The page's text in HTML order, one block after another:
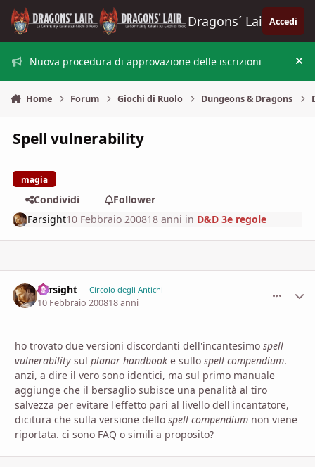
Vai al contenuto
Dragons´ Lair Accedi
Nuova procedura di approvazione delle iscrizioni
Home Forum Giochi di Ruolo Dungeons & Dragons
Spell vulnerability
magia
Condividi
Follower
Farsight10 Febbraio 200818 anni in D&D 3e regole
Farsight Circolo degli Antichi
10 Febbraio 200818 anni
ho trovato due versioni discordanti dell'incantesimo spell
vulnerability sul planar handbook e sullo spell compendium.
anzi, a dire il vero sono identici, ma sul primo manuale
aggiunge che il bersaglio subisce una penalità al tiro
salvezza per evitare l'effetto pari al livello dell'incantatore,
dicitura che sulla versione dello spell compendium non viene
riportata. ci sono FAQ o simili a proposito?